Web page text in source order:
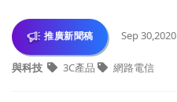
推廣新聞稿 Sep 30,2020
與科技 3C產品 網路電信